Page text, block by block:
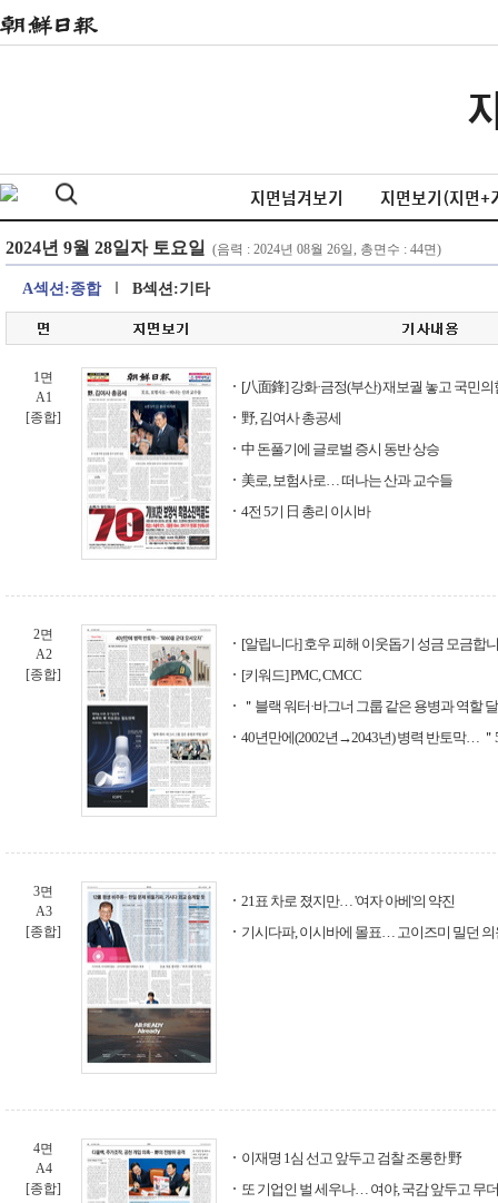
지면넘겨보기 지면보기(지면+
A섹션:종합 B섹션:기타
1면
A1
[종합]
[八面鋒] 강화·금정(부산) 재보궐 놓고 국민
野, 김여사 총공세
中 돈풀기에 글로벌 증시 동반 상승
美로, 보험사로… 떠나는 산과 교수들
4전 5기 日 총리 이시바
2면
A2
[종합]
[알립니다] 호우 피해 이웃돕기 성금 모금합
[키워드] PMC, CMCC
＂블랙 워터·바그너 그룹 같은 용병과 역할
40년만에(2002년→2043년) 병력 반토막… ＂
3면
A3
[종합]
21표 차로 졌지만… '여자 아베'의 약진
기시다파, 이시바에 몰표… 고이즈미 밀던
4면
A4
[종합]
이재명 1심 선고 앞두고 검찰 조롱한 野
또 기업인 벌 세우나… 여야, 국감 앞두고 무